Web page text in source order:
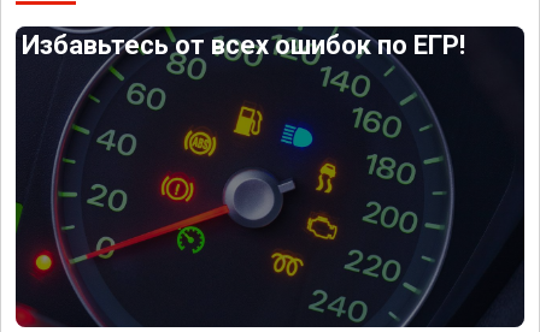
Избавьтесь от всех ошибок по ЕГР!